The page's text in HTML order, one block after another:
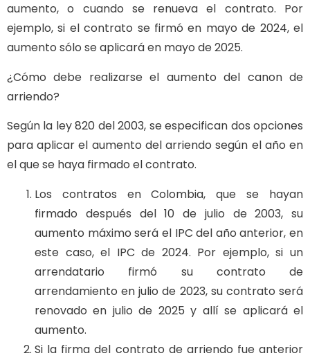
aumento, o cuando se renueva el contrato. Por
ejemplo, si el contrato se firmó en mayo de 2024, el
aumento sólo se aplicará en mayo de 2025.
¿Cómo debe realizarse el aumento del canon de
arriendo?
Según la ley 820 del 2003, se especifican dos opciones
para aplicar el aumento del arriendo según el año en
el que se haya firmado el contrato.
Los contratos en Colombia, que se hayan
firmado después del 10 de julio de 2003, su
aumento máximo será el IPC del año anterior, en
este caso, el IPC de 2024. Por ejemplo, si un
arrendatario firmó su contrato de
arrendamiento en julio de 2023, su contrato será
renovado en julio de 2025 y allí se aplicará el
aumento.
Si la firma del contrato de arriendo fue anterior